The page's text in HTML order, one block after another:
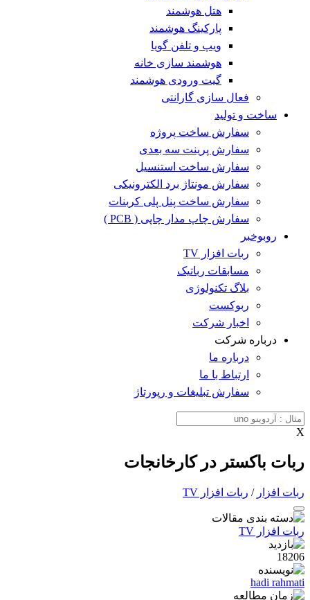
هتل هوشمند
پارکینگ هوشمند
ویپ و تلفن گویا
هوشمند سازی خانه
گیت ورودی هوشمند
فعال سازی گارانتی
ساخت و تولید
سفارش ساخت پروژه
سفارش پرینت سه بعدی
سفارش ساخت استنسیل
سفارش مونتاژ برد الکترونیکی
سفارش ساخت پنل پلی کربنات
سفارش چاپ مدار چاپی ( PCB )
روبوخبر
ربات افزار TV
مسابقات رباتیک
بلاگ تکنولوژی
ربوکست
اخبار شرکت
درباره شرکت
درباره ما
ارتباط با ما
سفارش تبلیغات و رپورتاژ
X
ربات باکستر در کارخانجات
ربات افزار / ربات افزار TV
ربات افزار TV
18206
hadi rahmati